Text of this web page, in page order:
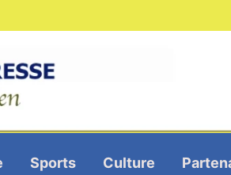
Sports Culture